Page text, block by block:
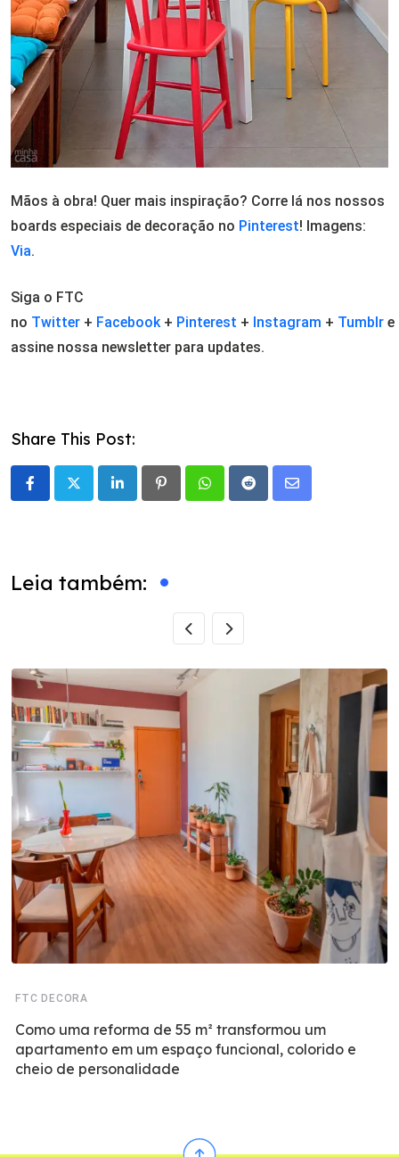
Mãos à obra! Quer mais inspiração? Corre lá nos nossos
boards especiais de decoração no Pinterest! Imagens:
Via.
Siga o FTC
no Twitter + Facebook+ Pinterest + Instagram + Tumblr e
assine nossa newsletter para updates.
Share This Post:
LinkedIn PinterestWhatsappRedditShare
Leia também:
FTC DECORA
Como uma reforma de 55 m² transformou um
apartamento em um espaço funcional, colorido e
cheio de personalidade